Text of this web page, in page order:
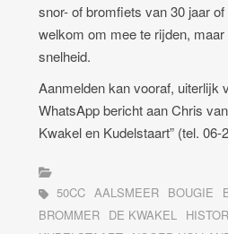
snor- of bromfiets van 30 jaar
welkom om mee te rijden,
snelheid.
Aanmelden kan vooraf, uiterlijk
WhatsApp bericht aan Chris
Kwakel en Kudelstaart” (tel. 06-
50CC AALSMEER BOUGIE
BROMMER DE KWAKEL